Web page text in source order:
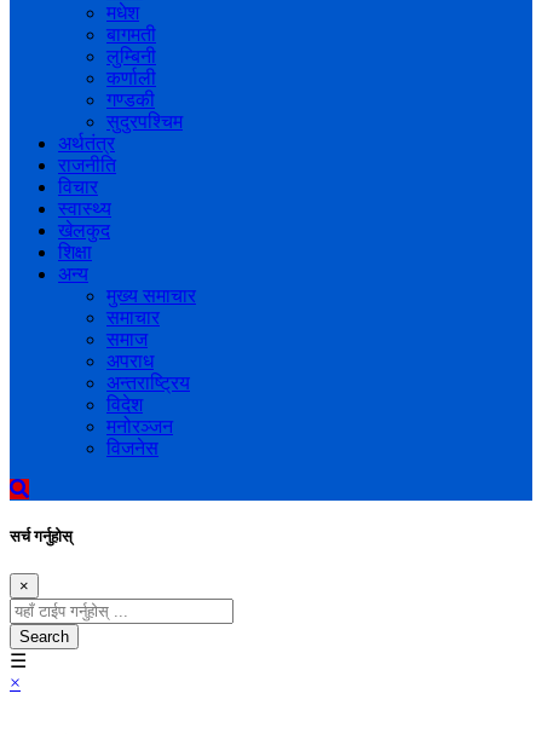
मधेश
बागमती
लुम्बिनी
कर्णाली
गण्डकी
सुदुरपश्चिम
अर्थतंत्र
राजनीति
विचार
स्वास्थ्य
खेलकुद
शिक्षा
अन्य
मुख्य समाचार
समाचार
समाज
अपराध
अन्तराष्ट्रिय
विदेश
मनोरञ्जन
विजनेस
सर्च गर्नुहोस्
×
Search
☰
×